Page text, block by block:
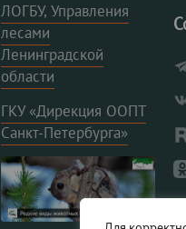
ЛОГБУ, Управления
лесами
Ленинградской
области
ГКУ «Дирекция ООПТ
Санкт-Петербурга»